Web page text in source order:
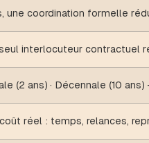
une coordination formelle
interlocuteur contractuel
(2 ans) · Décennale (10
réel : temps, relances,